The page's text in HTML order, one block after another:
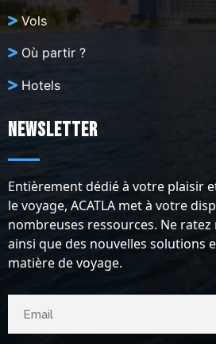
Vols
Où partir ?
Hotels
Newsletter
Entièrement dédié à votre plaisir
le voyage, ACATLA met à votre
nombreuses ressources. Ne
ainsi que des nouvelles solutions
matière de voyage.